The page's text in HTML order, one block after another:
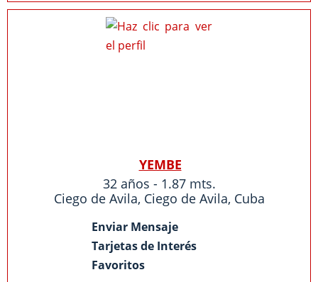
YEMBE
32 años - 1.87 mts.
Ciego de Avila, Ciego de Avila, Cuba
Enviar Mensaje
Tarjetas de Interés
Favoritos